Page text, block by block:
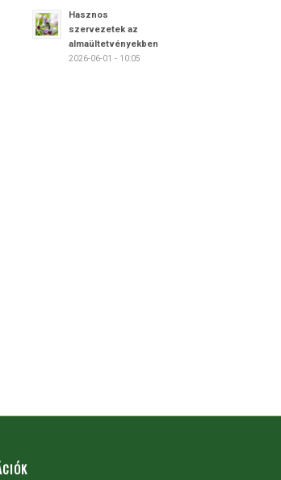
Hasznos
szervezetek az
almaültetvényekben
2026-06-01 - 10:05